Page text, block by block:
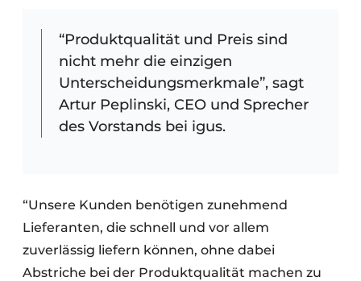
“Produktqualität und Preis sind
nicht mehr die einzigen
Unterscheidungsmerkmale”, sagt
Artur Peplinski, CEO und Sprecher
des Vorstands bei igus.
“Unsere Kunden benötigen zunehmend
Lieferanten, die schnell und vor allem
zuverlässig liefern können, ohne dabei
Abstriche bei der Produktqualität machen zu